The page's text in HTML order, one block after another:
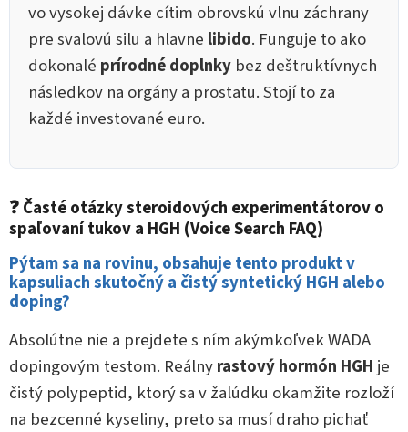
vo vysokej dávke cítim obrovskú vlnu záchrany
pre svalovú silu a hlavne libido. Funguje to ako
dokonalé prírodné doplnky bez deštruktívnych
následkov na orgány a prostatu. Stojí to za
každé investované euro.
❓ Časté otázky steroidových experimentátorov o
spaľovaní tukov a HGH (Voice Search FAQ)
Pýtam sa na rovinu, obsahuje tento produkt v
kapsuliach skutočný a čistý syntetický HGH alebo
doping?
Absolútne nie a prejdete s ním akýmkoľvek WADA
dopingovým testom. Reálnyrastový hormón HGH je
čistý polypeptid, ktorý sa v žalúdku okamžite rozloží
na bezcenné kyseliny, preto sa musí draho pichať